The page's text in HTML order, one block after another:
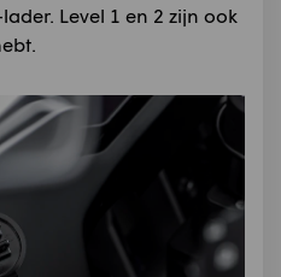
Level 1 en 2 zijn ook